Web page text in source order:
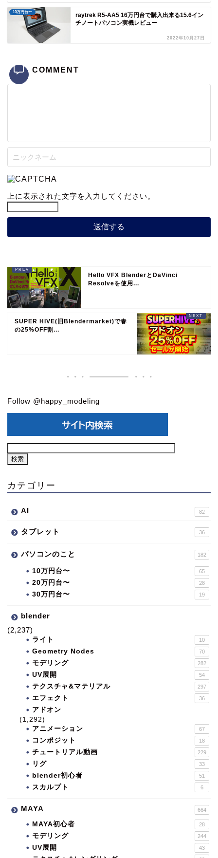
10万円台〜
raytrek R5-AA5 16万円台で購入出来る15.6イン
チノートパソコン実機レビュー
2022年10月27日
COMMENT
上に表示された文字を入力してください。
Hello VFX BlenderとDaVinci
Resolveを使用...
SUPER HIVE(旧Blendermarket)で春
の25%OFF割...
Follow @happy_modeling
カテゴリー
AI 82
タブレット 36
パソコンのこと 182
10万円台〜 65
20万円台〜 28
30万円台〜 19
blender
(2,237)
ライト 10
Geometry Nodes 70
モデリング 282
UV展開 54
テクスチャ&マテリアル 297
エフェクト 36
アドオン
(1,292)
アニメーション
67
コンポジット 18
チュートリアル動画 229
リグ 33
blender初心者 51
スカルプト 6
MAYA 664
MAYA初心者 28
モデリング 244
UV展開 43